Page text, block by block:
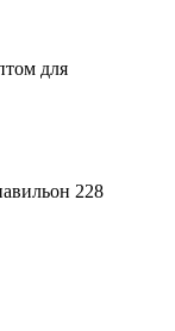
для
228